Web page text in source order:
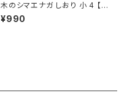
木のシマエナガ しおり 小 4 【U
RIJI工房】
¥990